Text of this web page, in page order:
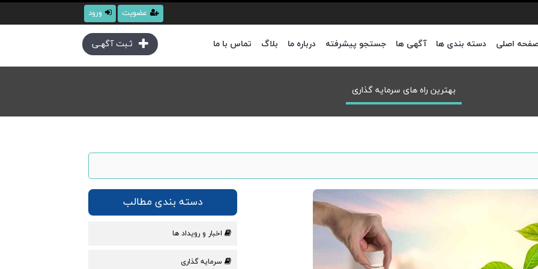
ورود عضویت
ثـبت آگهـی اصلی دسته بندی ها آگهی ها جستجو پیشرفته درباره ما بلاگ تماس با ما
بهترین راه های سرمایه گذاری
دسته بندی مطالب
اخبار و رویداد ها
سرمایه گذاری